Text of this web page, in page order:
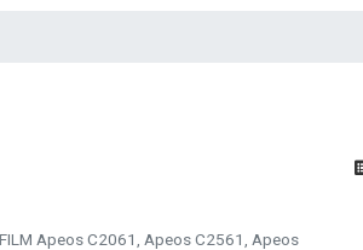
Apeos C2061, Apeos C2561, Apeos